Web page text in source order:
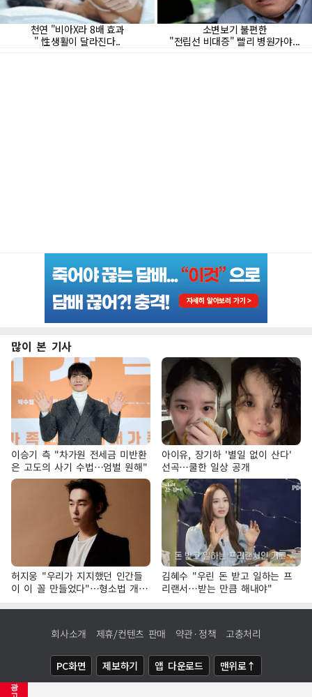
광
많이 본 기사
이승기 측 "차가원 전세금 미반환
은 고도의 사기 수법…엄벌 원해"
아이유, 장기하 '별일 없이 산다'
선곡…쿨한 일상 공개
허지웅 "우리가 지지했던 인간들
이 이 꼴 만들었다"…형소법 개정
에 격한 반응
김혜수 "우린 돈 받고 일하는 프
리랜서…받는 만큼 해내야"
회사소개 제휴/컨텐츠 판매 약관·정책 고충처리
PC화면 제보하기 앱 다운로드 맨위로↑